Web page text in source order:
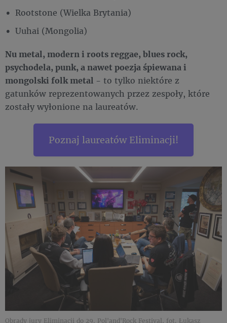
Rootstone (Wielka Brytania)
Uuhai (Mongolia)
Nu metal, modern i roots reggae, blues rock,
psychodela, punk, a nawet poezja śpiewana i
mongolski folk metal - to tylko niektóre z
gatunków reprezentowanych przez zespoły, które
zostały wyłonione na laureatów.
Poznaj laureatów Eliminacji!
Obrady jury Eliminacji do 29. Pol'and'Rock Festival, fot. Łukasz